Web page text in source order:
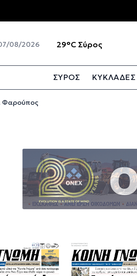
κυρίως περιεχόμενο
08/2026 29°C Σύρος
ΣΥΡΟΣ ΚΥΚΛΑΔΕΣ
Φαρούπος